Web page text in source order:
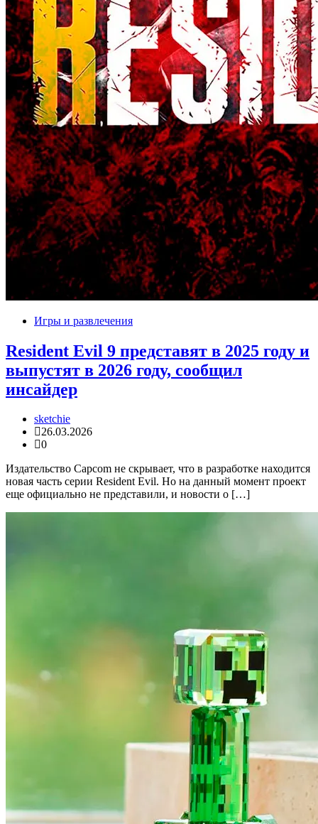
Игры и развлечения
Resident Evil 9 представят в 2025 году и
выпустят в 2026 году, сообщил
инсайдер
sketchie
26.03.2026
0
Издательство Capcom не скрывает, что в разработке находится
новая часть серии Resident Evil. Но на данный момент проект
еще официально не представили, и новости о […]